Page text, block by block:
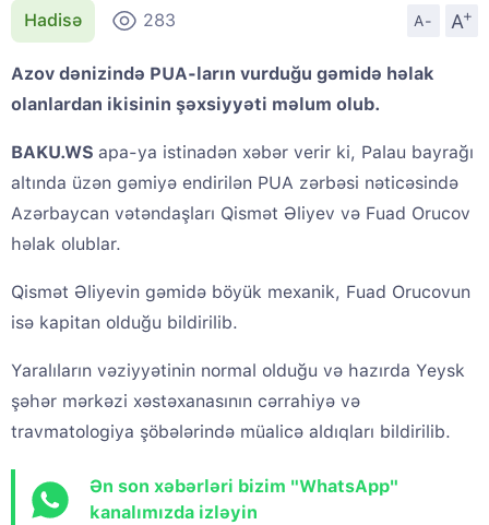
Hadisə 283 A- A
+
Azov dənizində PUA-ların vurduğu gəmidə həlak
olanlardan ikisinin şəxsiyyəti məlum olub.
BAKU.WS apa-ya istinadən xəbər verir ki, Palau bayrağı
altında üzən gəmiyə endirilən PUA zərbəsi nəticəsində
Azərbaycan vətəndaşları Qismət Əliyev və Fuad Orucov
həlak olublar.
Qismət Əliyevin gəmidə böyük mexanik, Fuad Orucovun
isə kapitan olduğu bildirilib.
Yaralıların vəziyyətinin normal olduğu və hazırda Yeysk
şəhər mərkəzi xəstəxanasının cərrahiyə və
travmatologiya şöbələrində müalicə aldıqları bildirilib.
Ən son xəbərləri bizim "WhatsApp"
kanalımızda izləyin